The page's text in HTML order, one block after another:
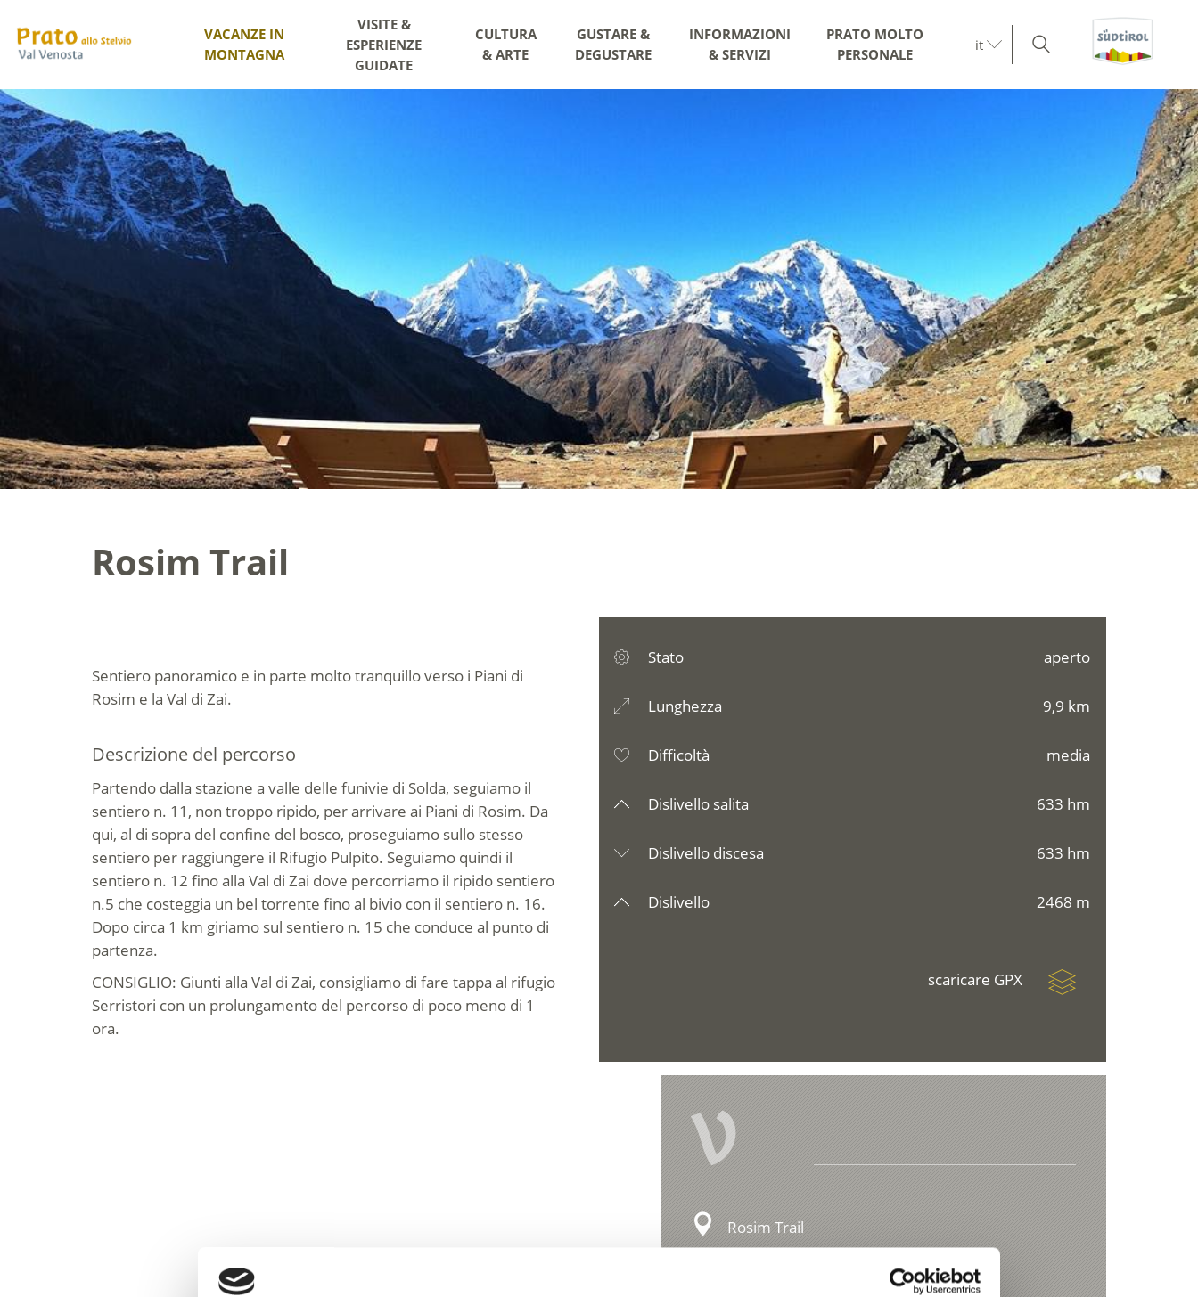
VACANZE IN
MONTAGNA
VISITE &
ESPERIENZE
GUIDATE
CULTURA
& ARTE
GUSTARE &
DEGUSTARE
INFORMAZIONI
& SERVIZI
PRATO MOLTO
PERSONALE
it
Rosim Trail
Sentiero panoramico e in parte molto tranquillo verso i Piani di
Rosim e la Val di Zai.
Descrizione del percorso
Partendo dalla stazione a valle delle funivie di Solda, seguiamo il
sentiero n. 11, non troppo ripido, per arrivare ai Piani di Rosim. Da
qui, al di sopra del confine del bosco, proseguiamo sullo stesso
sentiero per raggiungere il Rifugio Pulpito. Seguiamo quindi il
sentiero n. 12 fino alla Val di Zai dove percorriamo il ripido sentiero
n.5 che costeggia un bel torrente fino al bivio con il sentiero n. 16.
Dopo circa 1 km giriamo sul sentiero n. 15 che conduce al punto di
partenza.
CONSIGLIO: Giunti alla Val di Zai, consigliamo di fare tappa al rifugio
Serristori con un prolungamento del percorso di poco meno di 1
ora.
Stato aperto
Lunghezza 9,9 km
Difficoltà media
Dislivello salita 633 hm
Dislivello discesa 633 hm
Dislivello 2468 m
scaricare GPX
V
Rosim Trail